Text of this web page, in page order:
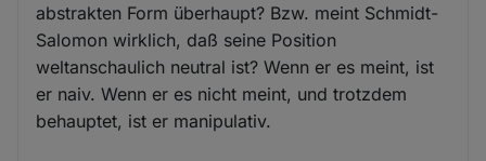
abstrakten Form überhaupt? Bzw. meint Schmidt-
Salomon wirklich, daß seine Position
weltanschaulich neutral ist? Wenn er es meint, ist
er naiv. Wenn er es nicht meint, und trotzdem
behauptet, ist er manipulativ.